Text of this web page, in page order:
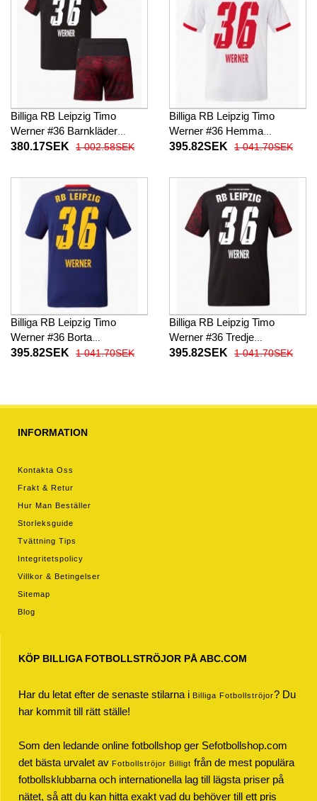
Billiga RB Leipzig Timo
Werner #36 Barnkläder
Tredje fotbollskläder till baby
byxor)
380.17SEK 1 002.58SEK
Billiga RB Leipzig Timo
Werner #36 Hemma
fotbollskläder 2025-26
395.82SEK 1 041.70SEK
Billiga RB Leipzig Timo
Werner #36 Borta
fotbollskläder 2025-26
395.82SEK 1 041.70SEK
Billiga RB Leipzig Timo
Werner #36 Tredje
fotbollskläder 2025-26
395.82SEK 1 041.70SEK
INFORMATION
Kontakta Oss
Frakt & Retur
Hur Man Beställer
Storleksguide
Tvättning Tips
Integritetspolicy
Villkor & Betingelser
Sitemap
Blog
KÖP BILLIGA FOTBOLLSTRÖJOR PÅ ABC.COM
Har du letat efter de senaste stilarna i Billiga Fotbollströjor? Du
har kommit till rätt ställe!
Som den ledande online fotbollshop ger Sefotbollshop.com
det bästa urvalet av Fotbollströjor Billigt från de mest populära
fotbollsklubbarna och internationella lag till lägsta priser på
nätet, så att du kan hitta exakt vad du behöver till ett pris